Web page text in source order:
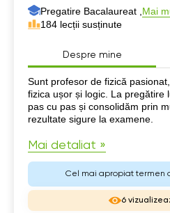
Pregatire Bacalaureat , Mai
184 lecții susținute
Despre mine
Despre mine
Sunt profesor de fizică
fizica ușor și logic. La pregătire
pas cu pas și consolidăm prin
rezultate sigure la examene.
Mai detaliat »
Cel mai apropiat termen
6